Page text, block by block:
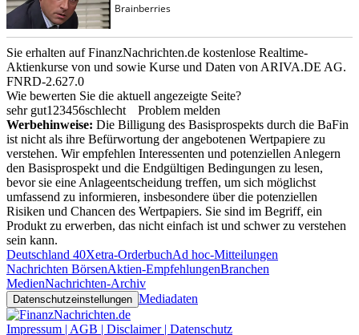
Sie erhalten auf FinanzNachrichten.de kostenlose Realtime-
Aktienkurse von und sowie Kurse und Daten von ARIVA.DE AG.
FNRD-2.627.0
Wie bewerten Sie die aktuell angezeigte Seite?
sehr gut1 23456schlecht
Problem melden
Werbehinweise: Die Billigung des Basisprospekts durch die BaFin
ist nicht als ihre Befürwortung der angebotenen Wertpapiere zu
verstehen. Wir empfehlen Interessenten und potenziellen Anlegern
den Basisprospekt und die Endgültigen Bedingungen zu lesen,
bevor sie eine Anlageentscheidung treffen, um sich möglichst
umfassend zu informieren, insbesondere über die potenziellen
Risiken und Chancen des Wertpapiers. Sie sind im Begriff, ein
Produkt zu erwerben, das nicht einfach ist und schwer zu verstehen
sein kann.
Deutschland 40Xetra-OrderbuchAd hoc-Mitteilungen
Nachrichten BörsenAktien-EmpfehlungenBranchen
MedienNachrichten-Archiv
Datenschutzeinstellungen Mediadaten
Impressum | AGB | Disclaimer | Datenschutz